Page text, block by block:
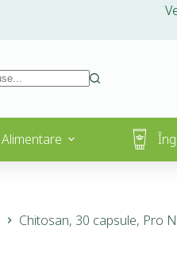
Alimentare
Chitosan, 30 capsule, Pro